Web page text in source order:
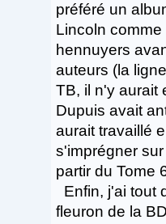
préféré un
Lincoln
hennuyers
auteurs (la
TB, il n'y aurait
Dupuis avait
aurait travaillé
s'imprégner
partir du Tome
Enfin, j'ai tout
fleuron de la